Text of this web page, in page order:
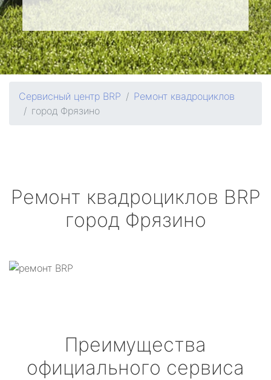
Сервисный центр BRP
Ремонт квадроциклов
город Фрязино
Ремонт квадроциклов BRP
город Фрязино
Преимущества
официального сервиса